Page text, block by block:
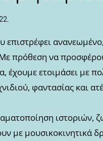
.
επιστρέφει
πρόθεση να
έχουμε ετοιμάσει με
φαντασίας και
ιστοριών,
με μουσικοκινητικά